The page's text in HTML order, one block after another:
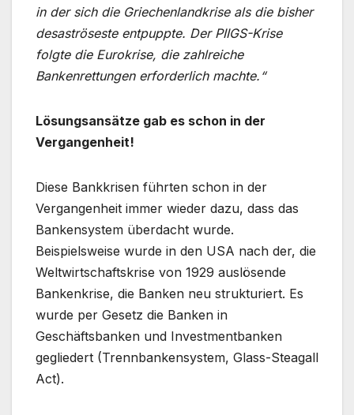
in der sich die Griechenlandkrise als die bisher
desaströseste entpuppte. Der PIIGS-Krise
folgte die Eurokrise, die zahlreiche
Bankenrettungen erforderlich machte.“
Lösungsansätze gab es schon in der
Vergangenheit!
Diese Bankkrisen führten schon in der
Vergangenheit immer wieder dazu, dass das
Bankensystem überdacht wurde.
Beispielsweise wurde in den USA nach der, die
Weltwirtschaftskrise von 1929 auslösende
Bankenkrise, die Banken neu strukturiert. Es
wurde per Gesetz die Banken in
Geschäftsbanken und Investmentbanken
gegliedert (Trennbankensystem, Glass-Steagall
Act).